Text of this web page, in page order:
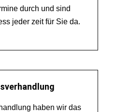
durch und sind
jeder zeit für Sie da.
haben wir das